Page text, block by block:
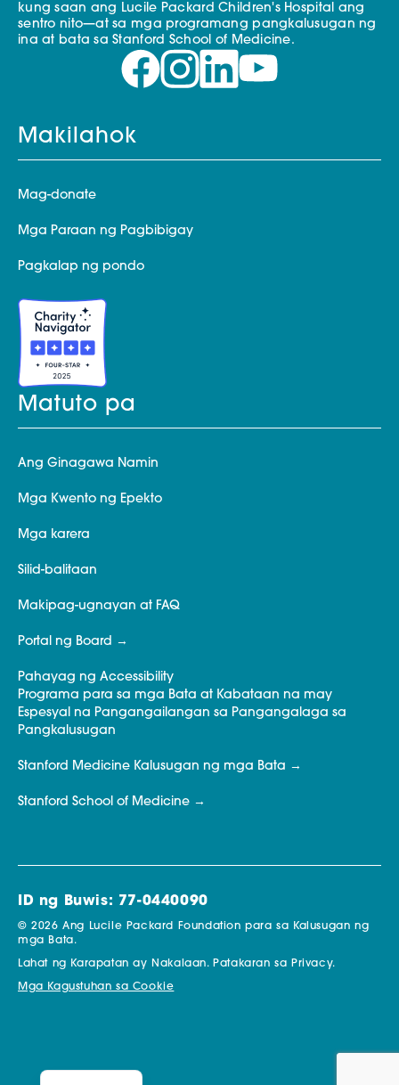
kung saan ang Lucile Packard Children's Hospital ang
sentro nito—at sa mga programang pangkalusugan ng
ina at bata sa Stanford School of Medicine.
Makilahok
Mag-donate
Mga Paraan ng Pagbibigay
Pagkalap ng pondo
Matuto pa
Ang Ginagawa Namin
Mga Kwento ng Epekto
Mga karera
Silid-balitaan
Makipag-ugnayan at FAQ
Portal ng Board
Pahayag ng Accessibility
Programa para sa mga Bata at Kabataan na may
Espesyal na Pangangailangan sa Pangangalaga sa
Pangkalusugan
Stanford Medicine Kalusugan ng mga Bata
Stanford School of Medicine
ID ng Buwis: 77-0440090
© 2026 Ang Lucile Packard Foundation para sa Kalusugan ng
mga Bata.
Lahat ng Karapatan ay Nakalaan. Patakaran sa Privacy.
Mga Kagustuhan sa Cookie